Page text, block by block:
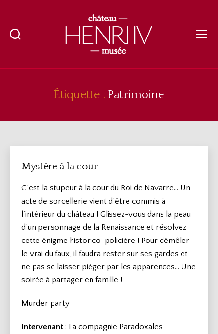
musée
IV
Étiquette : Patrimoine
Mystère à la cour
C’est la stupeur à la cour du Roi de Navarre… Un
acte de sorcellerie vient d’être commis à
l’intérieur du château ! Glissez-vous dans la peau
d’un personnage de la Renaissance et résolvez
cette énigme historico-policière ! Pour démêler
le vrai du faux, il faudra rester sur ses gardes et
ne pas se laisser piéger par les apparences… Une
soirée à partager en famille !
Murder party
Intervenant : La compagnie Paradoxales